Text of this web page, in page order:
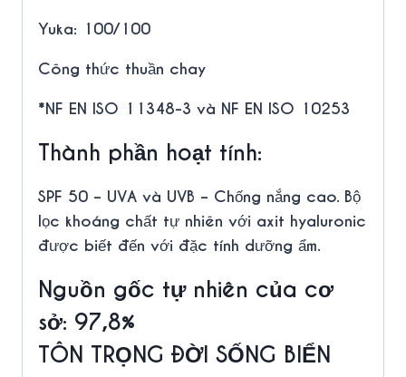
Yuka: 100/100
Công thức thuần chay
*NF EN ISO 11348-3 và NF EN ISO 10253
Thành phần hoạt tính:
SPF 50 – UVA và UVB – Chống nắng cao. Bộ
lọc khoáng chất tự nhiên với axit hyaluronic
được biết đến với đặc tính dưỡng ẩm.
Nguồn gốc tự nhiên của cơ
sở: 97,8%
TÔN TRỌNG ĐỜI SỐNG BIỂN